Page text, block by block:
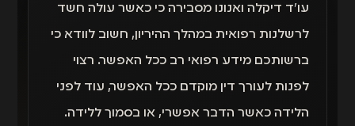
עו״ד דיקלה ואנונו מסבירה כי כאשר עולה חשד
לרשלנות רפואית במהלך ההיריון, חשוב לוודא כי
ברשותכם מידע רפואי רב ככל האפשר. רצוי
לפנות לעורך דין מוקדם ככל האפשר, עוד לפני
הלידה כאשר הדבר אפשרי, או בסמוך ללידה.